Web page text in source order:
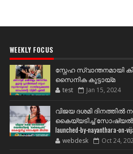
WEEKLY FOCUS
സ്നേഹ സ്വാന്തനമായി
സൈനിക കൂട്ടായ്മ
test Jan 15, 2024
വിജയ ദശമി
കൈയ്യടിച്ച് സോഷ്യല്‍
launched-by-nayanthara-on-
webdesk Oct 24,